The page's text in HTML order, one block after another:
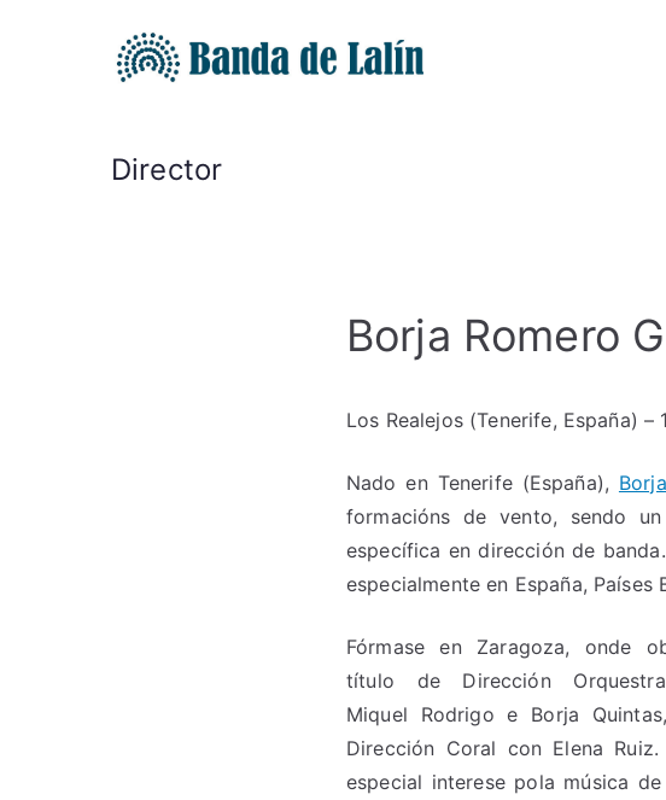
Director
Borja Romero
Los Realejos (Tenerife, España) –
Nado en Tenerife (España),
formacións de vento, sendo
específica en dirección de
especialmente en España, Países
Fórmase en Zaragoza, onde
título de Dirección
Miquel Rodrigo e Borja
Dirección Coral con Elena
especial interese pola música de